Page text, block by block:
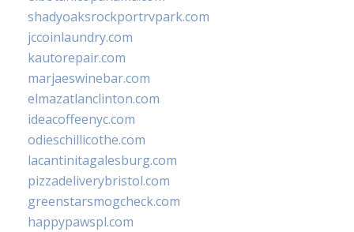
shadyoaksrockportrvpark.com
jccoinlaundry.com
kautorepair.com
marjaeswinebar.com
elmazatlanclinton.com
ideacoffeenyc.com
odieschillicothe.com
lacantinitagalesburg.com
pizzadeliverybristol.com
greenstarsmogcheck.com
happypawspl.com